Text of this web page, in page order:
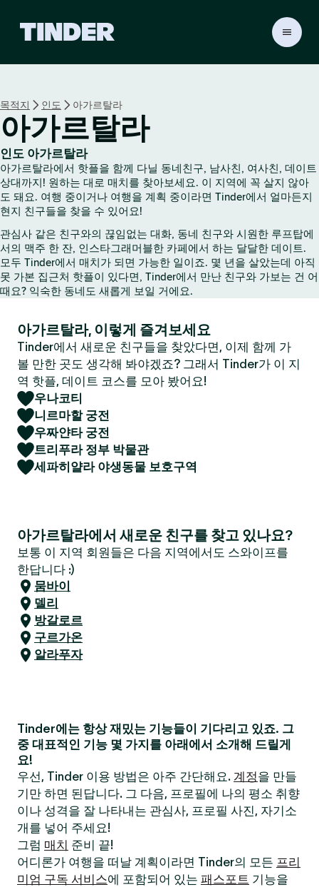
r
홈
목적지 인도 아가르탈라
아가르탈라
인도 아가르탈라
아가르탈라에서 핫플을 함께 다닐 동네친구, 남사친, 여사친, 데이트
상대까지! 원하는 대로 매치를 찾아보세요. 이 지역에 꼭 살지 않아
도 돼요. 여행 중이거나 여행을 계획 중이라면 Tinder에서 얼마든지
현지 친구들을 찾을 수 있어요!
관심사 같은 친구와의 끊임없는 대화, 동네 친구와 시원한 루프탑에
서의 맥주 한 잔, 인스타그래머블한 카페에서 하는 달달한 데이트.
모두 Tinder에서 매치가 되면 가능한 일이죠. 몇 년을 살았는데 아직
못 가본 집근처 핫플이 있다면, Tinder에서 만난 친구와 가보는 건 어
때요? 익숙한 동네도 새롭게 보일 거에요.
아가르탈라, 이렇게 즐겨보세요
Tinder에서 새로운 친구들을 찾았다면, 이제 함께 가
볼 만한 곳도 생각해 봐야겠죠? 그래서 Tinder가 이 지
역 핫플, 데이트 코스를 모아 봤어요!
우나코티
니르마할 궁전
우짜얀타 궁전
트리푸라 정부 박물관
세파히얄라 야생동물 보호구역
아가르탈라에서 새로운 친구를 찾고 있나요?
보통 이 지역 회원들은 다음 지역에서도 스와이프를
한답니다 :)
뭄바이
델리
방갈로르
구르가온
알라푸자
Tinder에는 항상 재밌는 기능들이 기다리고 있죠. 그
중 대표적인 기능 몇 가지를 아래에서 소개해 드릴게
요!
우선, Tinder 이용 방법은 아주 간단해요. 계정을 만들
기만 하면 된답니다. 그 다음, 프로필에 나의 평소 취향
이나 성격을 잘 나타내는 관심사, 프로필 사진, 자기소
개를 넣어 주세요!
그럼 매치 준비 끝!
어디론가 여행을 떠날 계획이라면 Tinder의 모든 프리
미엄 구독 서비스에 포함되어 있는 패스포트 기능을